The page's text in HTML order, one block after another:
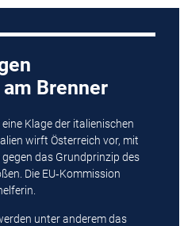
Brenner
Klage der italienischen
wirft Österreich vor, mit
das Grundprinzip des
Die EU‑Kommission
unter anderem das